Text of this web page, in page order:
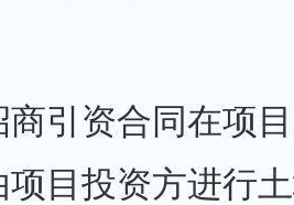
资合同在项目
项目投资方进行